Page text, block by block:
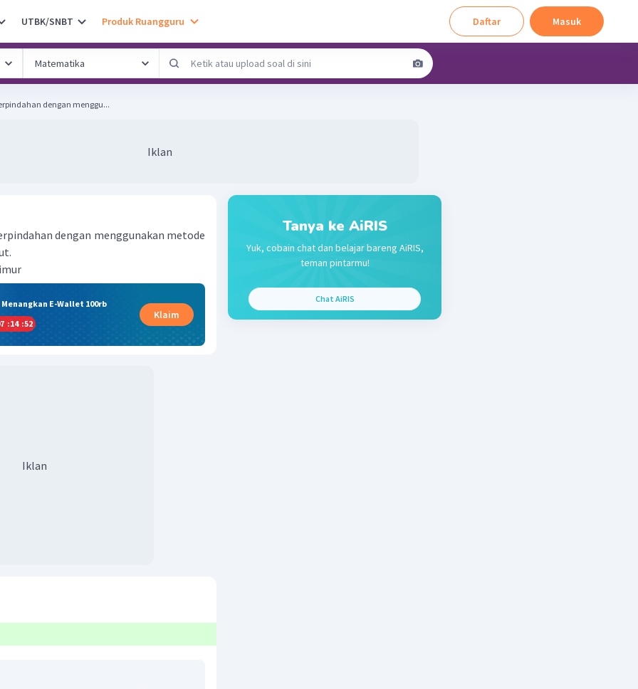
UTBK/SNBT Produk Ruangguru Daftar Masuk
dengan menggu...
Iklan
dengan menggunakan metode
E-Wallet 100rb
:14 :51
Klaim
Iklan
Tanya ke AiRIS
Yuk, cobain chat dan belajar bareng AiRIS,
teman pintarmu!
Chat AiRIS